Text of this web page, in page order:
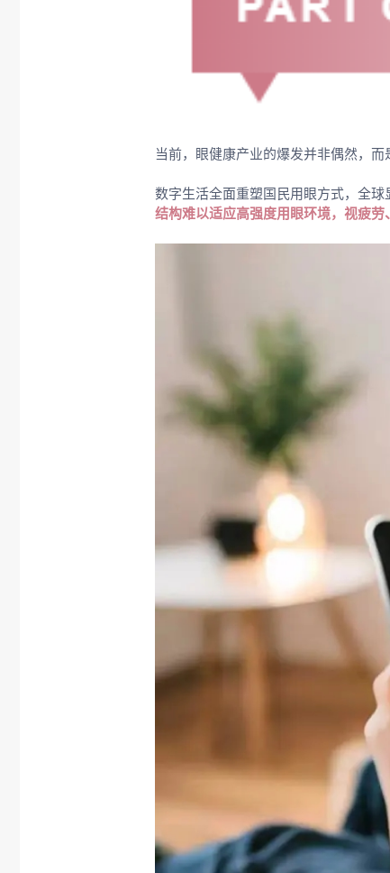
当前，眼健康产业的爆发并非偶然，而
数字生活全面重塑国民用眼方式，全
结构难以适应高强度用眼环境，视疲劳